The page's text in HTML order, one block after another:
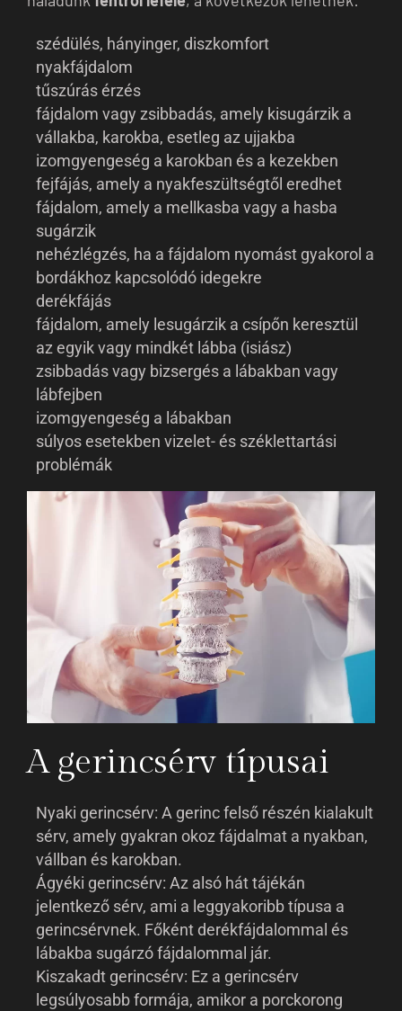
szédülés, hányinger, diszkomfort
nyakfájdalom
tűszúrás érzés
fájdalom vagy zsibbadás, amely kisugárzik a
vállakba, karokba, esetleg az ujjakba
izomgyengeség a karokban és a kezekben
fejfájás, amely a nyakfeszültségtől eredhet
fájdalom, amely a mellkasba vagy a hasba
sugárzik
nehézlégzés, ha a fájdalom nyomást gyakorol a
bordákhoz kapcsolódó idegekre
derékfájás
fájdalom, amely lesugárzik a csípőn keresztül
az egyik vagy mindkét lábba (isiász)
zsibbadás vagy bizsergés a lábakban vagy
lábfejben
izomgyengeség a lábakban
súlyos esetekben vizelet- és széklettartási
problémák
A gerincsérv típusai
Nyaki gerincsérv: A gerinc felső részén kialakult
sérv, amely gyakran okoz fájdalmat a nyakban,
vállban és karokban.
Ágyéki gerincsérv: Az alsó hát tájékán
jelentkező sérv, ami a leggyakoribb típusa a
gerincsérvnek. Főként derékfájdalommal és
lábakba sugárzó fájdalommal jár.
Kiszakadt gerincsérv: Ez a gerincsérv
legsúlyosabb formája, amikor a porckorong